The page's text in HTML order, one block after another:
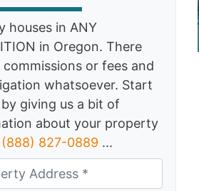
houses in ANY
in Oregon. There
commissions or fees and
whatsoever. Start
giving us a bit of
about your property
(888) 827-0889 ...